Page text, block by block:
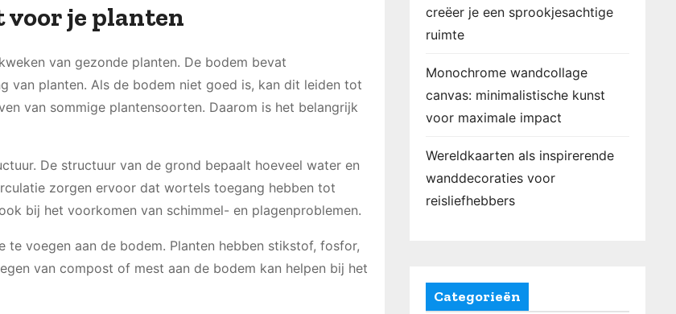
je planten
van gezonde planten. De bodem bevat
planten. Als de bodem niet goed is, kan dit leiden tot
van sommige plantensoorten. Daarom is het belangrijk
De structuur van de grond bepaalt hoeveel water en
zorgen ervoor dat wortels toegang hebben tot
bij het voorkomen van schimmel- en plagenproblemen.
voegen aan de bodem. Planten hebben stikstof, fosfor,
van compost of mest aan de bodem kan helpen bij het
creëer je een sprookjesachtige
ruimte
Monochrome wandcollage
canvas: minimalistische kunst
voor maximale impact
Wereldkaarten als inspirerende
wanddecoraties voor
reisliefhebbers
Categorieën